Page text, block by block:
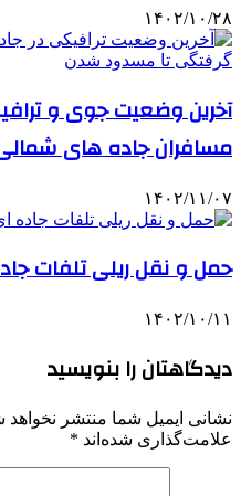
۱۴۰۲/۱۰/۲۸
آخرین وضعیت جوی و
مسافران جاده های
۱۴۰۲/۱۱/۰۷
حمل و نقل ریلی تلفات
۱۴۰۲/۱۰/۱۱
دیدگاهتان را بنویسید
نشانی ایمیل شما منتشر نخواهد
علامت‌گذاری شده‌اند *